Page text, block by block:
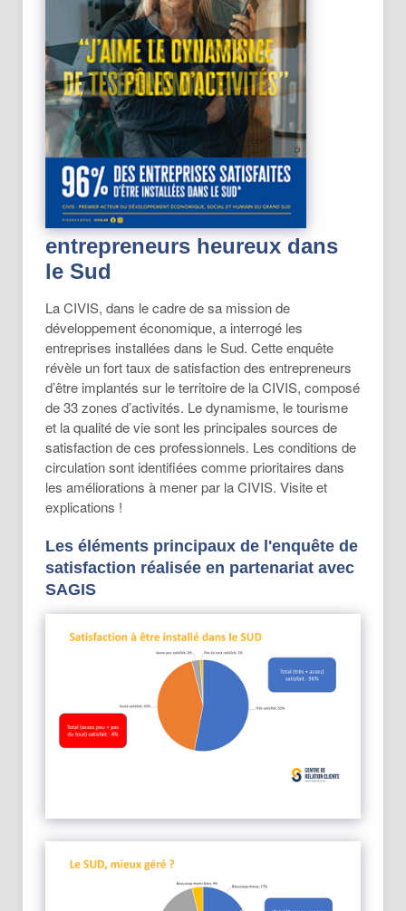
entrepreneurs heureux dans
le Sud
La CIVIS, dans le cadre de sa mission de
développement économique, a interrogé les
entreprises installées dans le Sud. Cette enquête
révèle un fort taux de satisfaction des entrepreneurs
d’être implantés sur le territoire de la CIVIS, composé
de 33 zones d’activités. Le dynamisme, le tourisme
et la qualité de vie sont les principales sources de
satisfaction de ces professionnels. Les conditions de
circulation sont identifiées comme prioritaires dans
les améliorations à mener par la CIVIS. Visite et
explications !
Les éléments principaux de l'enquête de
satisfaction réalisée en partenariat avec
SAGIS
Des entreprises anciennes, des dirigeants
unanimement satisfaits d’être dans le SUD
80% des entreprises existent depuis 10 ans. Et
96% des chefs d’entreprises se disent
satisfaits (très ou assez) d’être installés dans
la région SUD
Le SUD, une région vue comme plus
attractive et plus dynamique